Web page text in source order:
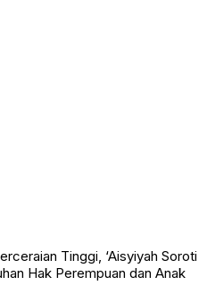
Tinggi, ‘Aisyiyah Soroti
Hak Perempuan dan Anak